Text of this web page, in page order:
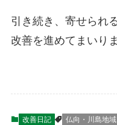
引き続き、寄せられ
改善を進めてまいりま
改善日記 仏向・川島地域